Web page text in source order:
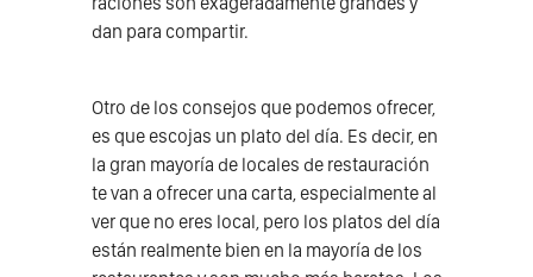
dan para compartir.
Otro de los consejos que podemos ofrecer,
es que escojas un plato del día. Es decir, en
la gran mayoría de locales de restauración
te van a ofrecer una carta, especialmente al
ver que no eres local, pero los platos del día
están realmente bien en la mayoría de los